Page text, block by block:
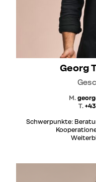
Georg
M.
T.
Schwerpunkte: